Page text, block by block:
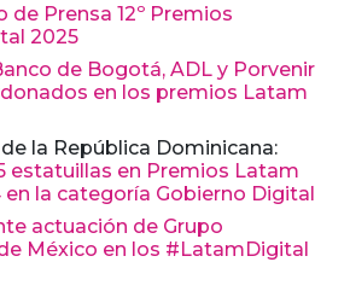
de Prensa 12º Premios
2025
de Bogotá, ADL y Porvenir
en los premios Latam
la República Dominicana:
estatuillas en Premios Latam
la categoría Gobierno Digital
actuación de Grupo
México en los #LatamDigital